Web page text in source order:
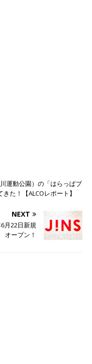
運動公園）の「はらっぱブ
た！【ALCOレポート】
NEXT
月22日新規
オープン！